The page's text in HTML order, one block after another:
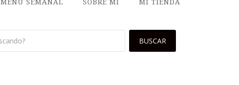
MENÚ SEMANAL SOBRE MÍ MI TIENDA